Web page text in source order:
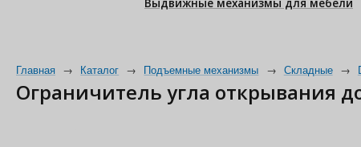
Главная → Каталог → Подъемные механизмы → Складные →
Ограничитель угла открывания до